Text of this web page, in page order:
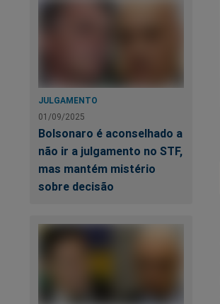
JULGAMENTO
01/09/2025
Bolsonaro é aconselhado a
não ir a julgamento no STF,
mas mantém mistério
sobre decisão